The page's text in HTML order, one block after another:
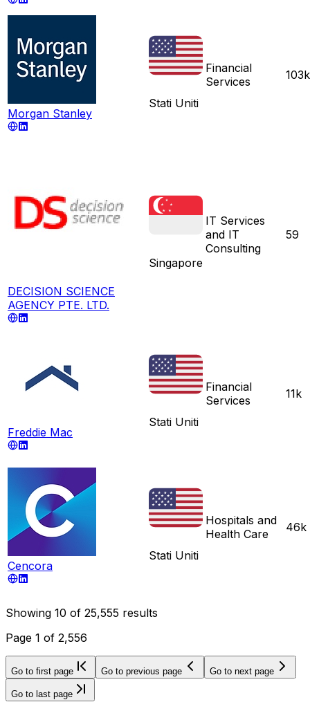
Morgan Stanley
Stati Uniti
Financial
Services
103k
DECISION SCIENCE
AGENCY PTE. LTD.
Singapore
IT Services
and IT
Consulting
59
Freddie Mac
Stati Uniti
Financial
Services
11k
Cencora
Stati Uniti
Hospitals and
Health Care
46k
Showing 10 of 25,555 results
Page 1 of 2,556
Go to first page Go to previous page Go to next page
Go to last page